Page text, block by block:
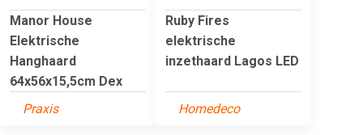
Manor House
Elektrische
Hanghaard
64x56x15,5cm Dex
Praxis
Ruby Fires
elektrische
inzethaard Lagos LED
Homedeco